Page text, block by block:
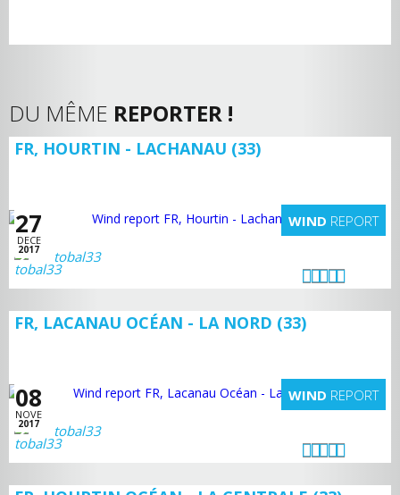
DU MÊME REPORTER !
FR, HOURTIN - LACHANAU (33)
27
DECE
2017
WIND REPORT
tobal33
FR, LACANAU OCÉAN - LA NORD (33)
08
NOVE
2017
WIND REPORT
tobal33